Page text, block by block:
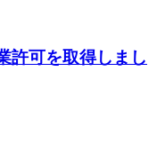
許可を取得しまし